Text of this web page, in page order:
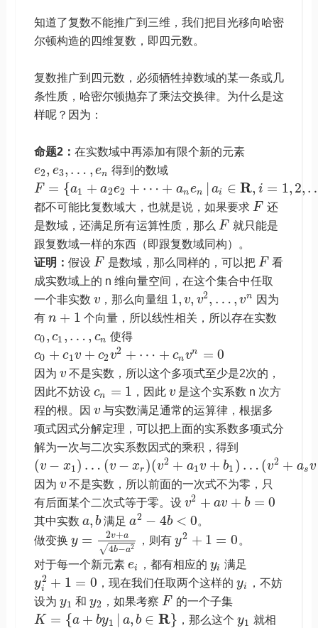
知道了复数不能推广到三维，我们把目光移向哈密
尔顿构造的四维复数，即四元数。
复数推广到四元数，必须牺牲掉数域的某一条或几
条性质，哈密尔顿抛弃了乘法交换律。为什么是这
样呢？因为：
命题2： 在实数域中再添加有限个新的元素
e2, e3, … , en 得到的数域
F = {a1 + a2e2 + ⋯ + anen | ai ∈ R, i = 1, 2,
都不可能比复数域大，也就是说，如果要求 F 还
是数域，还满足所有运算性质，那么 F 就只能是
跟复数域一样的东西（即跟复数域同构）。
证明： 假设 F 是数域，那么同样的，可以把 F 看
成实数域上的 n 维向量空间，在这个集合中任取
一个非实数 v ，那么向量组 1, v, v2, … , vn
因为
有 n + 1 个向量，所以线性相关，所以存在实数
c0, c1 , … , cn 使得
c0 + c1v + c2v2 + ⋯ + cnvn = 0
因为 v 不是实数，所以这个多项式至少是2次的，
因此不妨设 cn = 1 ，因此v 是这个实系数 n 次方
程的根。因 v 与实数满足通常的运算律，根据多
项式因式分解定理，可以把上面的实系数多项式分
解为一次与二次实系数因式的乘积，得到
(v − x1) … (v − xr )(v2 + a1v + b1 ) … (v2 + asv
因为 v 不是实数，所以前面的一次式不为零，只
有后面某个二次式等于零。设 v2 + av + b = 0
其中实数 a, b满足a2 − 4b < 0。
做变换 y = 2v+a
4b−a2
√
，则有y2 + 1 = 0 。
对于每一个新元素 ei ，都有相应的 yi 满足
y2
i + 1 = 0 ，现在我们任取两个这样的yi
，不妨
设为 y1 和y2 ，如果考察 F 的一个子集
K = {a + by1 | a, b ∈ R} ，那么这个y1 就相